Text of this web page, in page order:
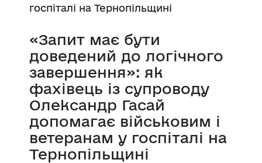
госпіталі на Тернопільщині
«Запит має бути
доведений до логічного
завершення»: як
фахівець із супроводу
Олександр Гасай
допомагає військовим і
ветеранам у госпіталі на
Тернопільщині